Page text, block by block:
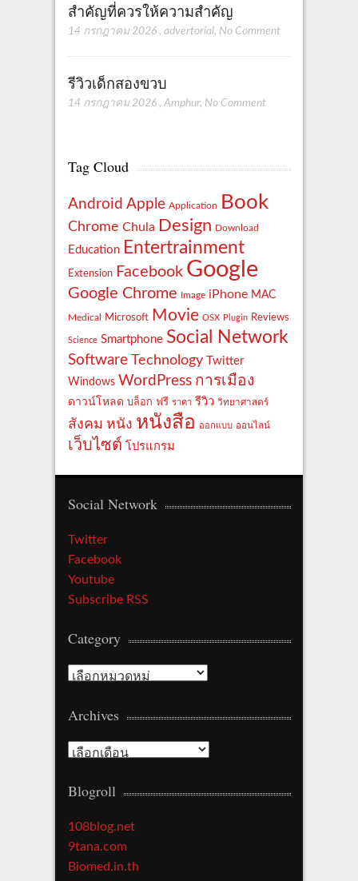
สำคัญที่ควรให้ความสำคัญ
14 กรกฎาคม 2026 , advertorial, No Comment
รีวิวเด็กสองขวบ
14 กรกฎาคม 2026 , Amphur, No Comment
Tag Cloud
Android Apple Application Book
Chrome Chula Design Download
Education Entertrainment
Extension Facebook Google
Google Chrome Image iPhone MAC
Medical Microsoft Movie OSX Plugin Reviews
Science Smartphone Social Network
Software Technology
Twitter
Windows WordPress การเมือง
ดาวน์โหลด บล็อก ฟรี ราคา รีวิว วิทยาศาสตร์
สังคม หนัง หนังสือ ออกแบบ ออนไลน์
เว็บไซต์ โปรแกรม
Social Network
Twitter
Facebook
Youtube
Subscribe RSS
Category
Category
Archives
Archives
Blogroll
108blog.net
9tana.com
Biomed.in.th